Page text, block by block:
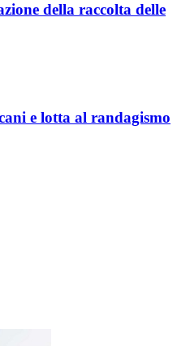
della raccolta delle
e lotta al randagismo